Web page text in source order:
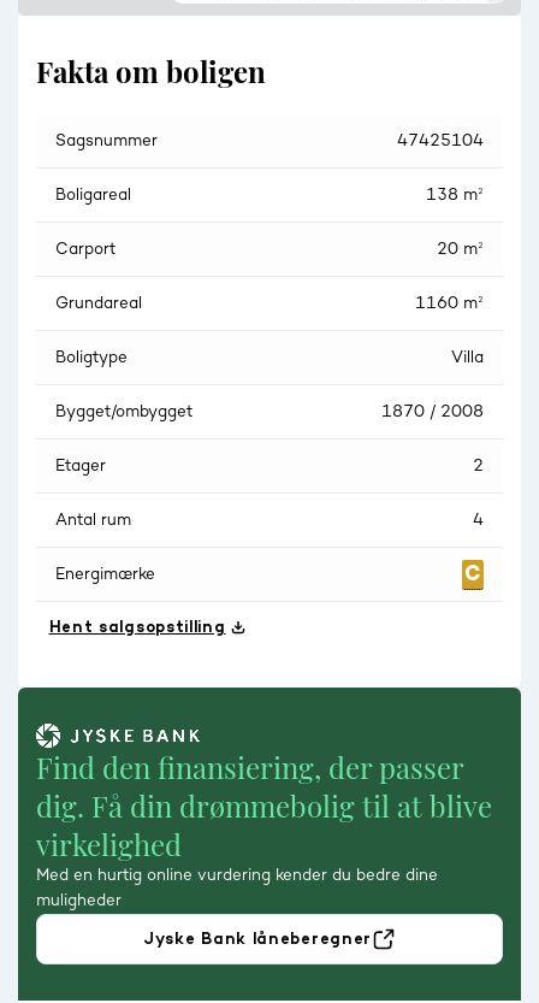
Fakta om boligen
Sagsnummer 47425104
Boligareal 138 m²
Carport 20 m²
Grundareal 1160 m²
Boligtype Villa
Bygget/ombygget 1870 / 2008
Etager 2
Antal rum 4
Energimærke
Hent salgsopstilling
Find den finansiering, der passer
dig. Få din drømmebolig til at blive
virkelighed
Med en hurtig online vurdering kender du bedre dine
muligheder
Jyske Bank låneberegner